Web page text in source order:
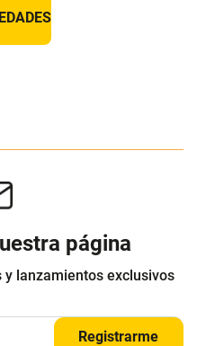
página
lanzamientos exclusivos
Registrarme